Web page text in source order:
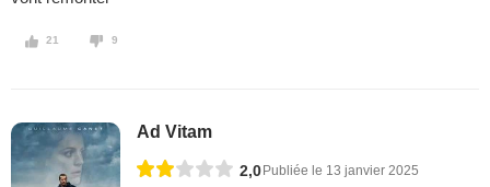
21 9
Ad Vitam
2,0 Publiée le 13 janvier 2025